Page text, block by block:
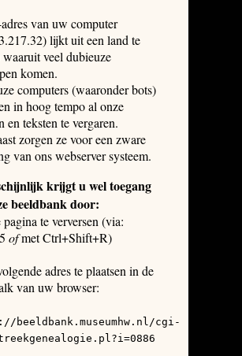
van uw computer
lijkt uit een land te
veel dubieuze
komen.
computers (waaronder bots)
in hoog tempo al onze
en teksten te vergaren.
zorgen ze voor een zware
van ons webserver systeem.
krijgt u wel toegang
beeldbank door:
pagina te verversen (via:
ofmet Ctrl+Shift+R)
adres te plaatsen in de
van uw browser:
beeldbank.museumhw.nl/cgi-